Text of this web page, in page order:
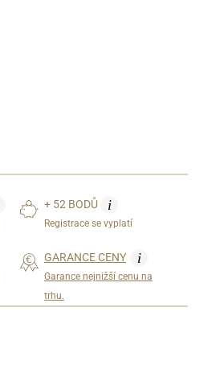
+ 52 BODŮ i
Registrace se vyplatí
GARANCE CENY i
Garance nejnižší cenu na
trhu.